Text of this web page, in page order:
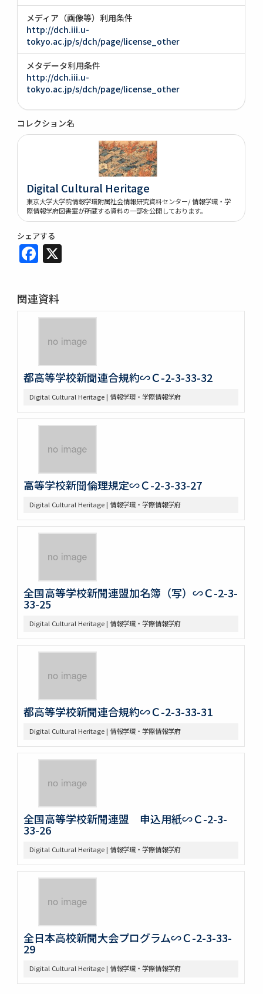
メディア（画像等）利用条件
http://dch.iii.u-
tokyo.ac.jp/s/dch/page/license_other
メタデータ利用条件
http://dch.iii.u-
tokyo.ac.jp/s/dch/page/license_other
コレクション名
Digital Cultural Heritage
東京大学大学院情報学環附属社会情報研究資料センター/ 情報学環・学
際情報学府図書室が所蔵する資料の一部を公開しております。
シェアする
Facebook
関連資料
都高等学校新聞連合規約∽Ｃ-2-3-33-32
Digital Cultural Heritage | 情報学環・学際情報学府
高等学校新聞倫理規定∽Ｃ-2-3-33-27
Digital Cultural Heritage | 情報学環・学際情報学府
全国高等学校新聞連盟加名簿（写）∽Ｃ-2-3-
33-25
Digital Cultural Heritage | 情報学環・学際情報学府
都高等学校新聞連合規約∽Ｃ-2-3-33-31
Digital Cultural Heritage | 情報学環・学際情報学府
全国高等学校新聞連盟 申込用紙∽Ｃ-2-3-
33-26
Digital Cultural Heritage | 情報学環・学際情報学府
全日本高校新聞大会プログラム∽Ｃ-2-3-33-
29
Digital Cultural Heritage | 情報学環・学際情報学府